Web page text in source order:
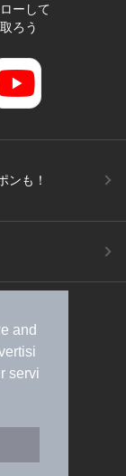
and
servi
ーして
ろう
ンも！
ご案内
規約
採用情報